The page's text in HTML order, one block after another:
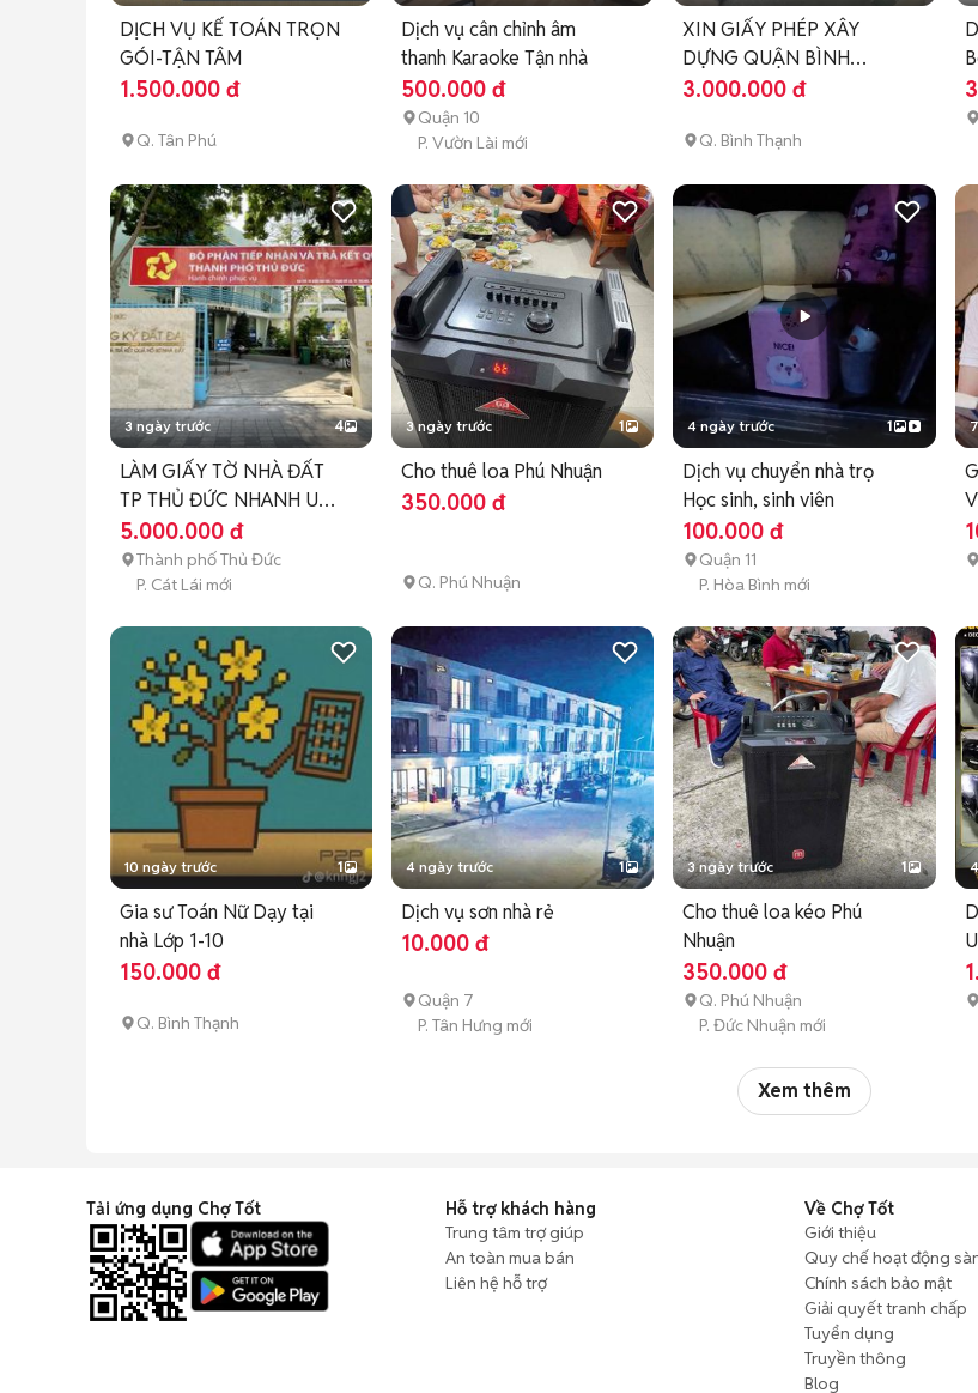
DỊCH VỤ KẾ TOÁN TRỌN
GÓI-TẬN TÂM
1.500.000 đ
Q. Tân Phú
Dịch vụ cân chỉnh âm
thanh Karaoke Tận nhà
500.000 đ
Quận 10
P. Vườn Lài mới
XIN GIẤY PHÉP XÂY
DỰNG QUẬN BÌNH
THẠNH PHÍ RẺ
3.000.000 đ
Q. Bình Thạnh
3 ngày trước 4
LÀM GIẤY TỜ NHÀ ĐẤT
TP THỦ ĐỨC NHANH UY
TÍN PHÍ RẺ
5.000.000 đ
Thành phố Thủ Đức
P. Cát Lái mới
3 ngày trước 1
Cho thuê loa Phú Nhuận
350.000 đ
Q. Phú Nhuận
4 ngày trước 1
Dịch vụ chuyển nhà trọ
Học sinh, sinh viên
100.000 đ
Quận 11
P. Hòa Bình mới
10 ngày trước 1
Gia sư Toán Nữ Dạy tại
nhà Lớp 1-10
150.000 đ
Q. Bình Thạnh
4 ngày trước 1
Dịch vụ sơn nhà rẻ
10.000 đ
Quận 7
P. Tân Hưng mới
3 ngày trước 1
Cho thuê loa kéo Phú
Nhuận
350.000 đ
Q. Phú Nhuận
P. Đức Nhuận mới
Xem thêm
Tải ứng dụng Chợ Tốt
Hỗ trợ khách hàng
Trung tâm trợ giúp
An toàn mua bán
Liên hệ hỗ trợ
Về Chợ Tốt
Giới thiệu
Quy chế hoạt động
Chính sách bảo mật
Giải quyết tranh chấp
Tuyển dụng
Truyền thông
Blog